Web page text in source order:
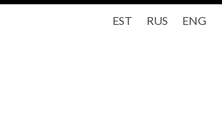
EST RUS ENG